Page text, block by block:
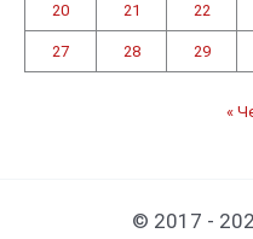
20 21 22
27 28 29
«
© 2017 -